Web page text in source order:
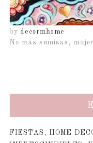
bydecormhome
No más sumisas,
FIESTAS ,HOME